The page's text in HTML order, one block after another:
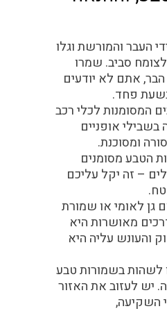
העבר והמורשת וגלו
סביב. שמרו
אתם לא יודעים
בשעת פחד.
המסומנות לכלי רכב
בשבילי אופניים
ומסוכנת.
הטבע מסומנים
– זה יקל עליכם
גן לאומי או שמורת
מאושרות היא
והעונש עליה היא
לשהות בשמורות טבע
יש לעזוב את האזור
השקיעה,